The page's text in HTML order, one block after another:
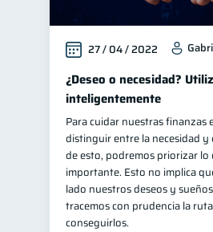
27 / 04 / 2022
¿Deseo o necesidad?
inteligentemente
Para cuidar nuestras finanzas
distinguir entre la necesidad y
de esto, podremos priorizar lo
importante. Esto no implica
lado nuestros deseos y
tracemos con prudencia la
conseguirlos.